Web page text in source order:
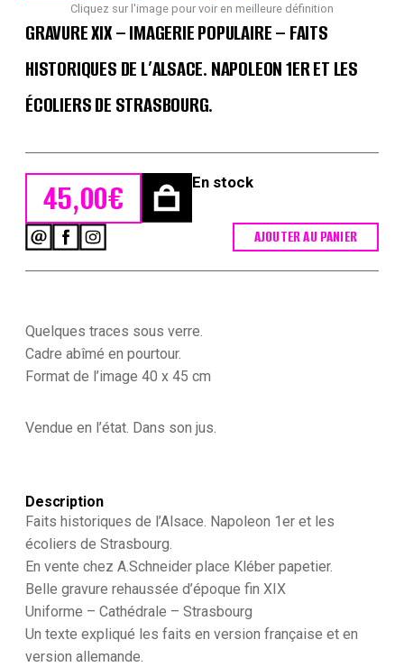
Cliquez sur l'image pour voir en meilleure définition
GRAVURE XIX – IMAGERIE POPULAIRE – FAITS
HISTORIQUES DE L’ALSACE. NAPOLEON 1ER ET LES
ÉCOLIERS DE STRASBOURG.
45,00€ En stock
Imagerie
Populaire
-
Faits
l'Alsace.
écoliers
de
Strasbourg.
AJOUTER AU PANIER
Quelques traces sous verre.
Cadre abîmé en pourtour.
Format de l’image 40 x 45 cm
Vendue en l’état. Dans son jus.
Description
Faits historiques de l’Alsace. Napoleon 1er et les
écoliers de Strasbourg.
En vente chez A.Schneider place Kléber papetier.
Belle gravure rehaussée d’époque fin XIX
Uniforme – Cathédrale – Strasbourg
Un texte expliqué les faits en version française et en
version allemande.